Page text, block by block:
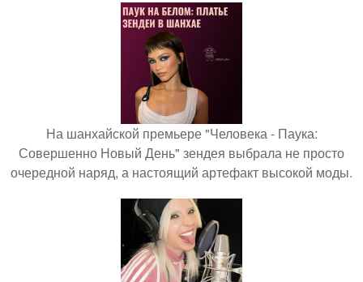
На шанхайской премьере "Человека - Паука:
Совершенно Новый День" зендея выбрала не просто
очередной наряд, а настоящий артефакт высокой моды.